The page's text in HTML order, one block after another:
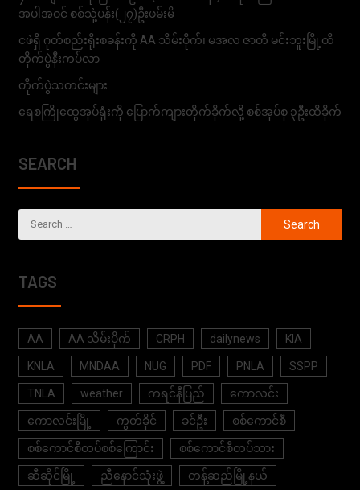
အပါအဝင် စစ်သုံ့ပန်း(၂၇)ဦးဖမ်းမိ
ငဖဲရှိ ဂုတ်စည်းရိုးစခန်းကို AA သိမ်းပိုက်၊ မအလ ဇာတိ မင်းဘူးမြို့ထိ
တိုက်ပွဲနီးကပ်လာ
တိုက်ပွဲသတင်းများ
ရေစကြိုထွေအုပ်ရုံးကို ပြောက်ကျားတိုက်ခိုက်လို့ စစ်အုပ်စု ၃ဦးထိခိုက်
SEARCH
TAGS
AA AA သိမ်းပိုက် CRPH dailynews KIA
KNLA MNDAA NUG PDF PNLA SSPP
TNLA weather ကရင်နီပြည် ကောလင်း
ကောလင်းမြို့ ကွတ်ခိုင် ခင်ဦး စစ်ကောင်စီ
စစ်ကောင်စီတပ်စစ်ကြောင်း စစ်ကောင်စီတပ်သား
ဆီဆိုင်မြို့ ညီနောင်သုံးဖွဲ့ တန့်ဆည်မြို့နယ်